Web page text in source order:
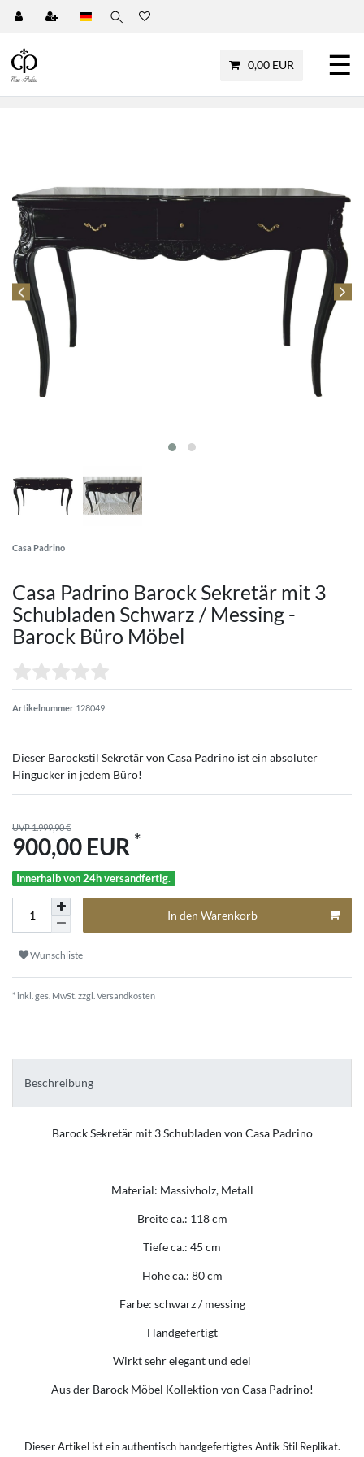
0,00 EUR ☰
Casa Padrino
Casa Padrino Barock Sekretär mit 3
Schubladen Schwarz / Messing -
Barock Büro Möbel
Artikelnummer 128049
Dieser Barockstil Sekretär von Casa Padrino ist ein absoluter
Hingucker in jedem Büro!
UVP 1.999,90 €
900,00 EUR *
Innerhalb von 24h versandfertig.
In den Warenkorb
Wunschliste
* inkl. ges. MwSt. zzgl. Versandkosten
Beschreibung
Barock Sekretär mit 3 Schubladen von Casa Padrino
Material: Massivholz, Metall
Breite ca.: 118 cm
Tiefe ca.: 45 cm
Höhe ca.: 80 cm
Farbe: schwarz / messing
Handgefertigt
Wirkt sehr elegant und edel
Aus der Barock Möbel Kollektion von Casa Padrino!
Dieser Artikel ist ein authentisch handgefertigtes Antik Stil Replikat.